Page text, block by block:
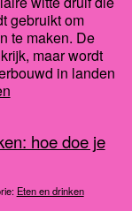
gebruikt om
te maken. De
maar wordt
in landen
hoe doe je
Eten en drinken